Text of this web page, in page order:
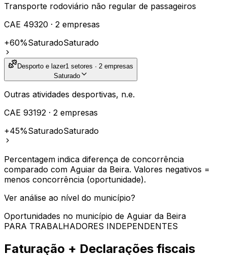
Transporte rodoviário não regular de passageiros
CAE 49320 · 2 empresas
+60%SaturadoSaturado
Desporto e lazer1 setores · 2 empresas
Saturado
Outras atividades desportivas, n.e.
CAE 93192 · 2 empresas
+45%SaturadoSaturado
Percentagem indica diferença de concorrência
comparado com Aguiar da Beira. Valores negativos =
menos concorrência (oportunidade).
Ver análise ao nível do município?
Oportunidades no município de Aguiar da Beira
PARA TRABALHADORES INDEPENDENTES
Faturação + Declarações fiscais